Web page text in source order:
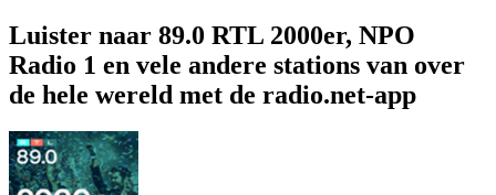
Luister naar 89.0 RTL 2000er, NPO
Radio 1 en vele andere stations van over
de hele wereld met de radio.net-app